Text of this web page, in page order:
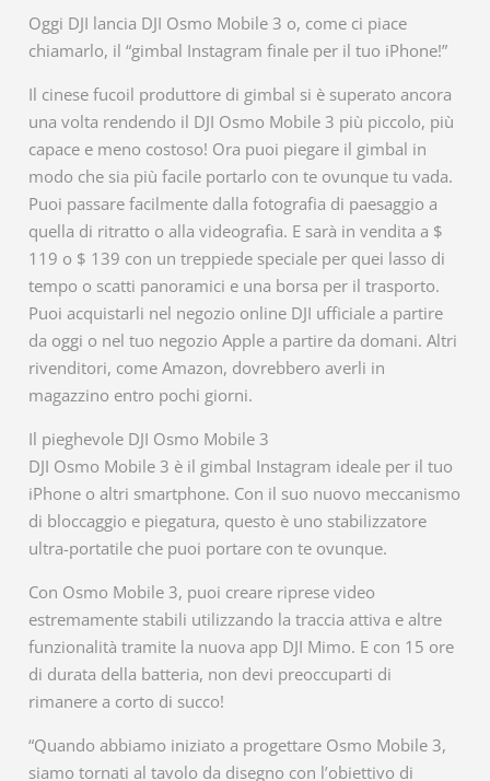
Oggi DJI lancia DJI Osmo Mobile 3 o, come ci piace
chiamarlo, il “gimbal Instagram finale per il tuo iPhone!”
Il cinese fucoil produttore di gimbal si è superato ancora
una volta rendendo il DJI Osmo Mobile 3 più piccolo, più
capace e meno costoso! Ora puoi piegare il gimbal in
modo che sia più facile portarlo con te ovunque tu vada.
Puoi passare facilmente dalla fotografia di paesaggio a
quella di ritratto o alla videografia. E sarà in vendita a $
119 o $ 139 con un treppiede speciale per quei lasso di
tempo o scatti panoramici e una borsa per il trasporto.
Puoi acquistarli nel negozio online DJI ufficiale a partire
da oggi o nel tuo negozio Apple a partire da domani. Altri
rivenditori, come Amazon, dovrebbero averli in
magazzino entro pochi giorni.
Il pieghevole DJI Osmo Mobile 3
DJI Osmo Mobile 3 è il gimbal Instagram ideale per il tuo
iPhone o altri smartphone. Con il suo nuovo meccanismo
di bloccaggio e piegatura, questo è uno stabilizzatore
ultra-portatile che puoi portare con te ovunque.
Con Osmo Mobile 3, puoi creare riprese video
estremamente stabili utilizzando la traccia attiva e altre
funzionalità tramite la nuova app DJI Mimo. E con 15 ore
di durata della batteria, non devi preoccuparti di
rimanere a corto di succo!
“Quando abbiamo iniziato a progettare Osmo Mobile 3,
siamo tornati al tavolo da disegno con l’obiettivo di